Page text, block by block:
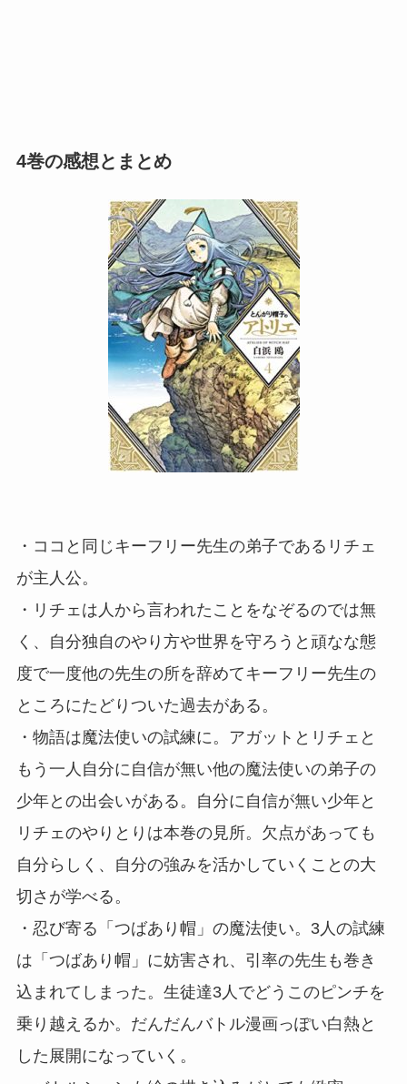
4巻の感想とまとめ
・ココと同じキーフリー先生の弟子であるリチェ
が主人公。
・リチェは人から言われたことをなぞるのでは無
く、自分独自のやり方や世界を守ろうと頑なな態
度で一度他の先生の所を辞めてキーフリー先生の
ところにたどりついた過去がある。
・物語は魔法使いの試練に。アガットとリチェと
もう一人自分に自信が無い他の魔法使いの弟子の
少年との出会いがある。自分に自信が無い少年と
リチェのやりとりは本巻の見所。欠点があっても
自分らしく、自分の強みを活かしていくことの大
切さが学べる。
・忍び寄る「つばあり帽」の魔法使い。3人の試練
は「つばあり帽」に妨害され、引率の先生も巻き
込まれてしまった。生徒達3人でどうこのピンチを
乗り越えるか。だんだんバトル漫画っぽい白熱と
した展開になっていく。